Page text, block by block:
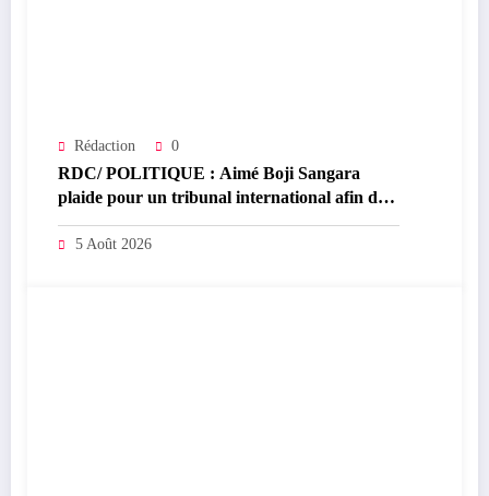
Rédaction 0
RDC/ POLITIQUE : Aimé Boji Sangara
plaide pour un tribunal international afin de
rendre justice aux victimes des conflits en
RDC
5 Août 2026